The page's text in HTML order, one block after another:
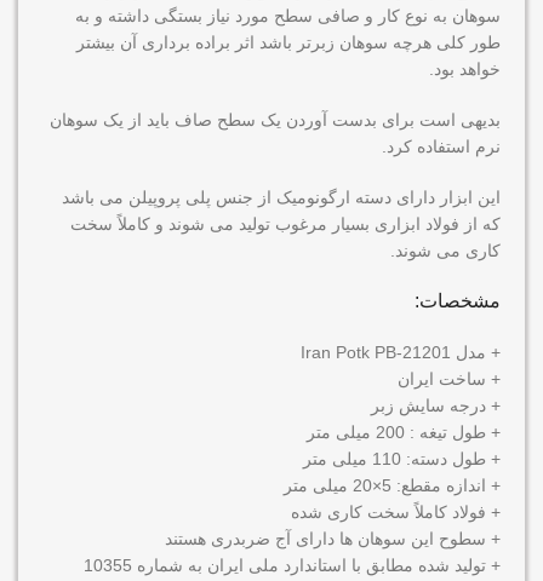
سوهان به نوع کار و صافی سطح مورد نیاز بستگی داشته و به
طور کلی هرچه سوهان زبرتر باشد اثر براده برداری آن بیشتر
خواهد بود.
بدیهی است برای بدست آوردن یک سطح صاف باید از یک سوهان
نرم استفاده کرد.
این ابزار دارای دسته ارگونومیک از جنس پلی پروپیلن می باشد
که از فولاد ابزاری بسیار مرغوب تولید می شوند و کاملاً سخت
کاری می شوند.
مشخصات:
+ مدل Iran Potk PB-21201
+ ساخت ایران
+ درجه سایش زبر
+ طول تیغه : 200 میلی متر
+ طول دسته: 110 میلی متر
+ اندازه مقطع: 5×20 میلی متر
+ فولاد کاملاً سخت کاری شده
+ سطوح این سوهان ها دارای آج ضربدری هستند
+ تولید شده مطابق با استاندارد ملی ایران به شماره 10355